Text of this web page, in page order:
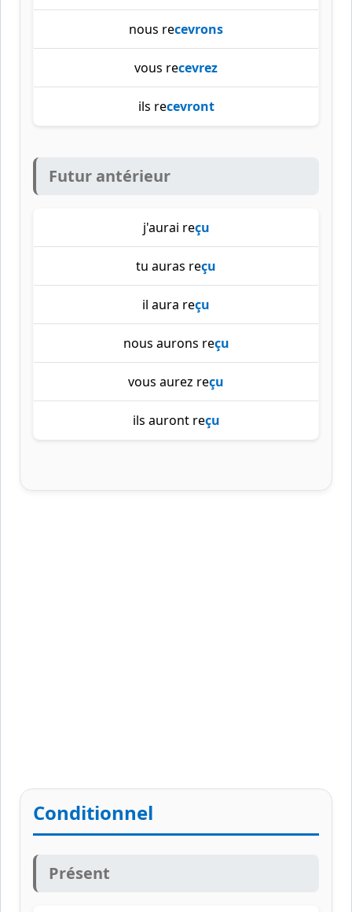
nous recevrons
vous recevrez
ils recevront
Futur antérieur
j'aurai reçu
tu auras reçu
il aura reçu
nous aurons reçu
vous aurez reçu
ils auront reçu
Conditionnel
Présent